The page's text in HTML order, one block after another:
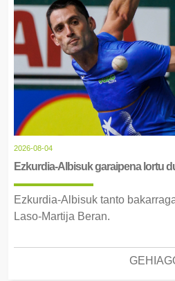
2026-08-04
Ezkurdia-Albisuk garaipena lortu
Ezkurdia-Albisuk tanto
Laso-Martija Beran.